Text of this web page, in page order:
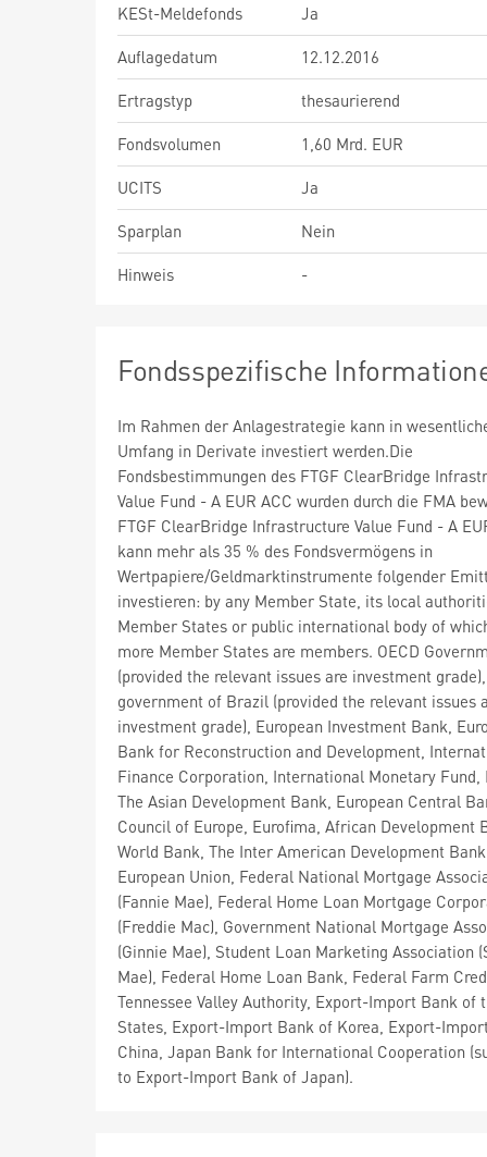
KESt-Meldefonds
Ja
Auflagedatum
12.12.2016
Ertragstyp
thesaurierend
Fondsvolumen
1,60 Mrd. EUR
UCITS
Ja
Sparplan
Nein
Hinweis
-
Fondsspezifische
Im Rahmen der Anlagestrategie kann in
Umfang in Derivate investiert werden.Die
Fondsbestimmungen des FTGF ClearBridge
Value Fund - A EUR ACC wurden durch die FMA
FTGF ClearBridge Infrastructure Value Fund - A
kann mehr als 35 % des Fondsvermögens in
Wertpapiere/Geldmarktinstrumente folgender
investieren: by any Member State, its local
Member States or public international body of
more Member States are members. OECD
(provided the relevant issues are investment
government of Brazil (provided the relevant issues
investment grade), European Investment Bank,
Bank for Reconstruction and Development,
Finance Corporation, International Monetary Fund,
The Asian Development Bank, European Central
Council of Europe, Eurofima, African Development
World Bank, The Inter American Development
European Union, Federal National Mortgage
(Fannie Mae), Federal Home Loan Mortgage
(Freddie Mac), Government National Mortgage
(Ginnie Mae), Student Loan Marketing Association
Mae), Federal Home Loan Bank, Federal Farm
Tennessee Valley Authority, Export-Import Bank of
States, Export-Import Bank of Korea, Export-
China, Japan Bank for International Cooperation
to Export-Import Bank of Japan).